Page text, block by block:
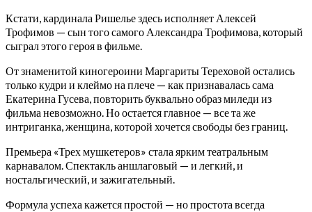
Кстати, кардинала Ришелье здесь исполняет Алексей
Трофимов — сын того самого Александра Трофимова, который
сыграл этого героя в фильме.
От знаменитой киногероини Маргариты Тереховой остались
только кудри и клеймо на плече — как признавалась сама
Екатерина Гусева, повторить буквально образ миледи из
фильма невозможно. Но остается главное — все та же
интриганка, женщина, которой хочется свободы без границ.
Премьера «Трех мушкетеров» стала ярким театральным
карнавалом. Спектакль аншлаговый — и легкий, и
ностальгический, и зажигательный.
Формула успеха кажется простой — но простота всегда